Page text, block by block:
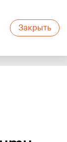
Закрыть